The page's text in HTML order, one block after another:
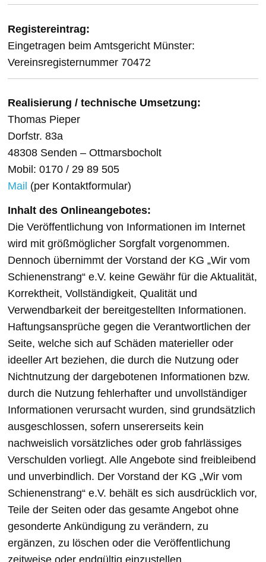
Registereintrag:
Eingetragen beim Amtsgericht Münster:
Vereinsregisternummer 70472
Realisierung / technische Umsetzung:
Thomas Pieper
Dorfstr. 83a
48308 Senden – Ottmarsbocholt
Mobil: 0170 / 29 89 505
Mail (per Kontaktformular)
Inhalt des Onlineangebotes:
Die Veröffentlichung von Informationen im Internet
wird mit größmöglicher Sorgfalt vorgenommen.
Dennoch übernimmt der Vorstand der KG „Wir vom
Schienenstrang“ e.V. keine Gewähr für die Aktualität,
Korrektheit, Vollständigkeit, Qualität und
Verwendbarkeit der bereitgestellten Informationen.
Haftungsansprüche gegen die Verantwortlichen der
Seite, welche sich auf Schäden materieller oder
ideeller Art beziehen, die durch die Nutzung oder
Nichtnutzung der dargebotenen Informationen bzw.
durch die Nutzung fehlerhafter und unvollständiger
Informationen verursacht wurden, sind grundsätzlich
ausgeschlossen, sofern unsererseits kein
nachweislich vorsätzliches oder grob fahrlässiges
Verschulden vorliegt. Alle Angebote sind freibleibend
und unverbindlich. Der Vorstand der KG „Wir vom
Schienenstrang“ e.V. behält es sich ausdrücklich vor,
Teile der Seiten oder das gesamte Angebot ohne
gesonderte Ankündigung zu verändern, zu
ergänzen, zu löschen oder die Veröffentlichung